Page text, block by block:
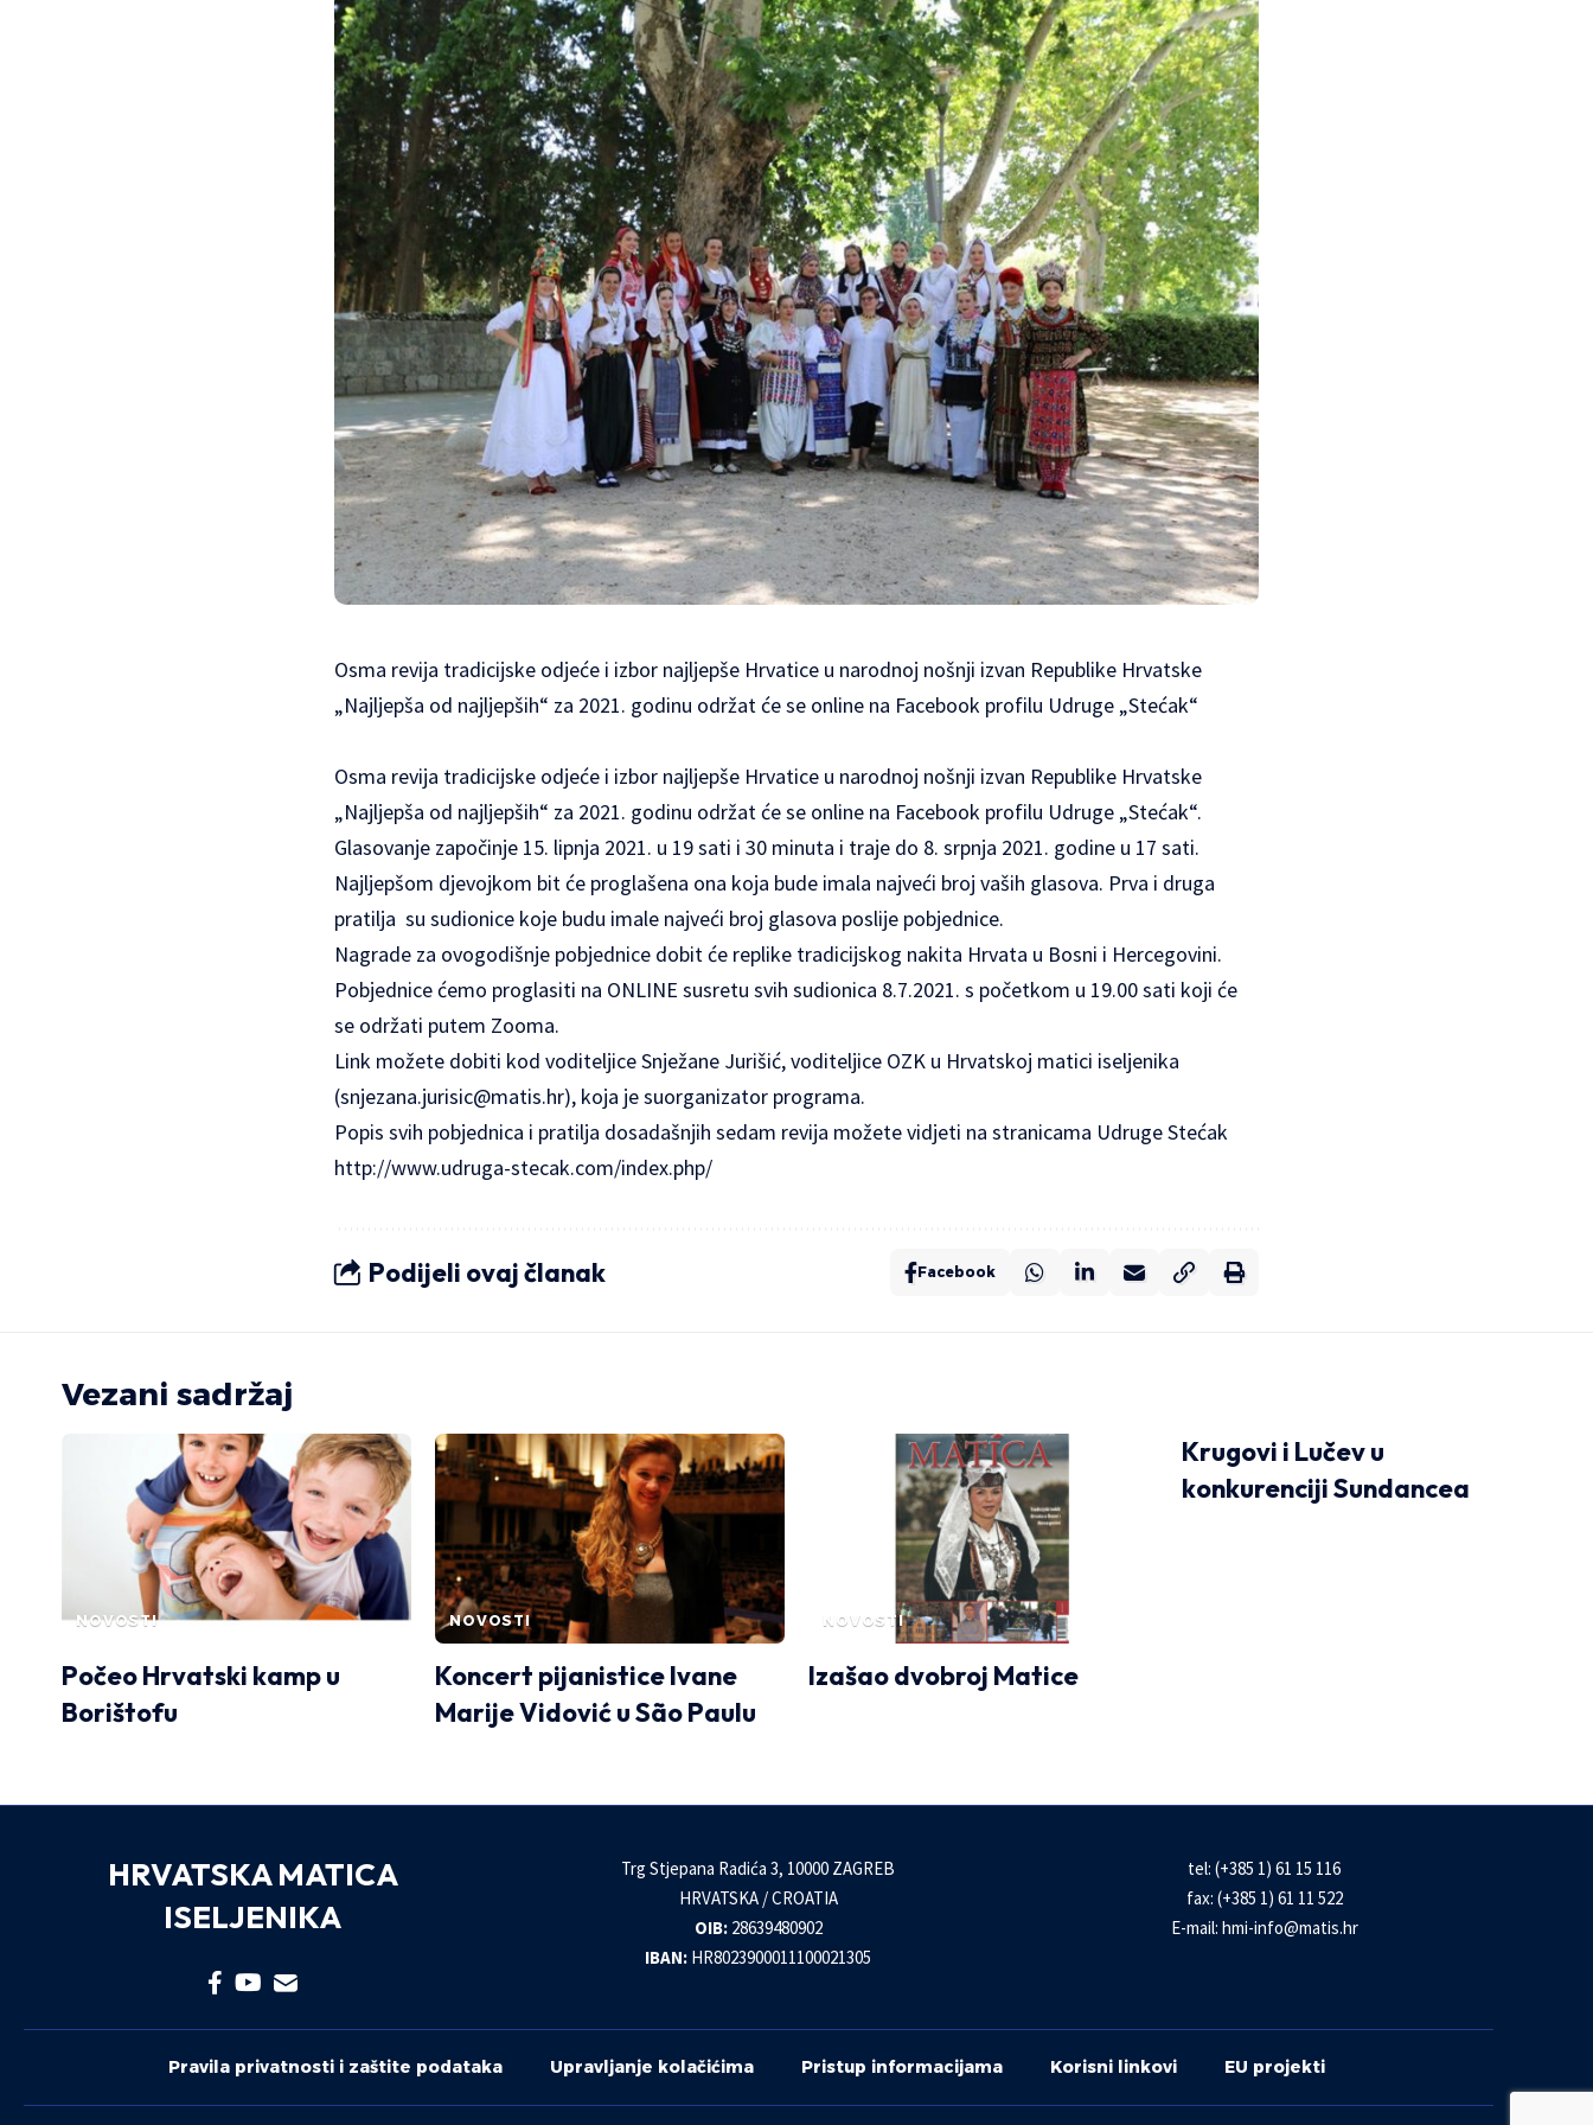
Osma revija tradicijske odjeće i izbor najljepše Hrvatice u narodnoj nošnji izvan Republike Hrvatske
„Najljepša od najljepših“ za 2021. godinu održat će se online na Facebook profilu Udruge „Stećak“
Osma revija tradicijske odjeće i izbor najljepše Hrvatice u narodnoj nošnji izvan Republike Hrvatske
„Najljepša od najljepših“ za 2021. godinu održat će se online na Facebook profilu Udruge „Stećak“.
Glasovanje započinje 15. lipnja 2021. u 19 sati i 30 minuta i traje do 8. srpnja 2021. godine u 17 sati.
Najljepšom djevojkom bit će proglašena ona koja bude imala najveći broj vaših glasova. Prva i druga
pratilja su sudionice koje budu imale najveći broj glasova poslije pobjednice.
Nagrade za ovogodišnje pobjednice dobit će replike tradicijskog nakita Hrvata u Bosni i Hercegovini.
Pobjednice ćemo proglasiti na ONLINE susretu svih sudionica 8.7.2021. s početkom u 19.00 sati koji će
se održati putem Zooma.
Link možete dobiti kod voditeljice Snježane Jurišić, voditeljice OZK u Hrvatskoj matici iseljenika
(snjezana.jurisic@matis.hr), koja je suorganizator programa.
Popis svih pobjednica i pratilja dosadašnjih sedam revija možete vidjeti na stranicama Udruge Stećak
http://www.udruga-stecak.com/index.php/
Podijeli ovaj članak Facebook
Vezani sadržaj
NOVOSTI
Počeo Hrvatski kamp u
Borištofu
NOVOSTI
Koncert pijanistice Ivane
Marije Vidović u São Paulu
NOVOSTI
Izašao dvobroj Matice
Krugovi i Lučev u
konkurenciji Sundancea
HRVATSKA MATICA
ISELJENIKA
Trg Stjepana Radića 3, 10000 ZAGREB
HRVATSKA / CROATIA
OIB:28639480902
IBAN: HR8023900011100021305
tel: (+385 1) 61 15 116
fax: (+385 1) 61 11 522
E-mail: hmi-info@matis.hr
Pravila privatnosti i zaštite podataka Upravljanje kolačićima Pristup informacijama Korisni linkovi EU projekti